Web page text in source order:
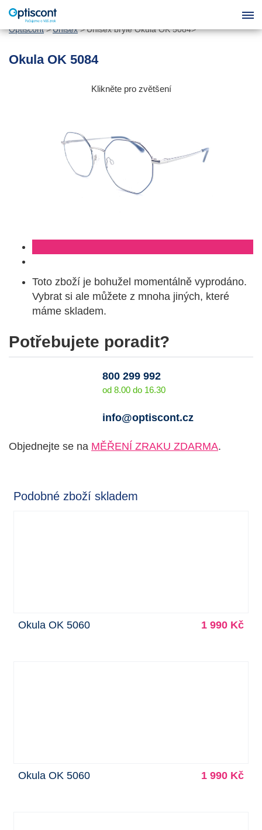
Optiscont Unisex Unisex brýle Okula OK 5084
Okula OK 5084
Klikněte pro zvětšení
Toto zboží je bohužel momentálně vyprodáno.
Vybrat si ale můžete z mnoha jiných, které
máme skladem.
Potřebujete poradit?
800 299 992
od 8.00 do 16.30
info@optiscont.cz
Objednejte se na MĚŘENÍ ZRAKU ZDARMA.
Podobné zboží skladem
Okula OK 5060 1 990 Kč
Okula OK 5060 1 990 Kč